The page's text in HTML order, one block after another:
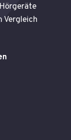
Vergleich